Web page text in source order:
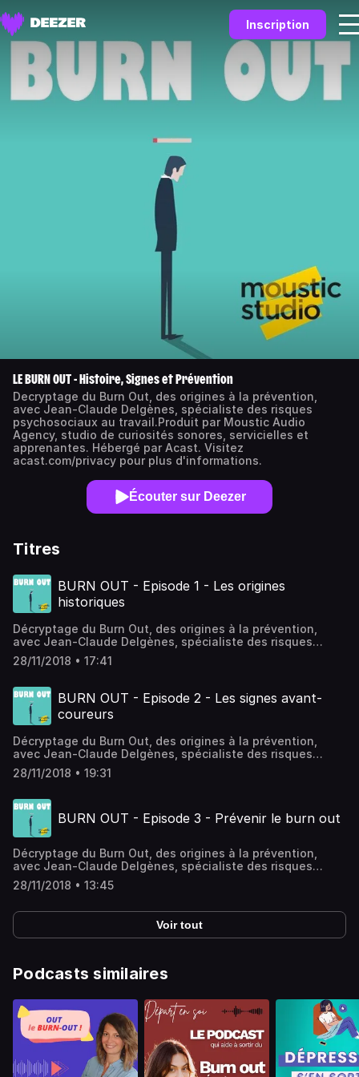
Inscription
LE BURN OUT - Histoire, Signes et Prévention
Decryptage du Burn Out, des origines à la prévention,
avec Jean-Claude Delgènes, spécialiste des risques
psychosociaux au travail.Produit par Moustic Audio
Agency, studio de curiosités sonores, servicielles et
apprenantes. Hébergé par Acast. Visitez
acast.com/privacy pour plus d'informations.
Écouter sur Deezer
Titres
BURN OUT - Episode 1 - Les origines
historiques
Décryptage du Burn Out, des origines à la prévention,
avec Jean-Claude Delgènes, spécialiste des risques
psychosociaux au travail. Episode 1 : Les origines
historiques du burn outCrédits :France 5 - 14/2/18 - Le
travail ? documentaire de Luc Joule et Sébastien
JousseN'oubliez pas de vous abonner ! Hébergé par
Acast. Visitez acast.com/privacy pour plus d'informations.
28/11/2018 • 17:41
BURN OUT - Episode 2 - Les signes avant-
coureurs
Décryptage du Burn Out, des origines à la prévention,
avec Jean-Claude Delgènes, spécialiste des risques
psychosociaux au travail.Episode 2 : Les signes du burn
out.Crédits :France 5 - 14/2/18 - Le monde en face - La
Hébergé par Acast. Visitez acast.com/privacy pour plus
d'informations.
28/11/2018 • 19:31
BURN OUT - Episode 3 - Prévenir le burn out
Décryptage du Burn Out, des origines à la prévention,
avec Jean-Claude Delgènes, spécialiste des risques
psychosociaux au travail.Episode 3 : Eviter le Burn
OutCrédits :France 5 - 14/2/18 - Le monde en face - La
Hébergé par Acast. Visitez acast.com/privacy pour plus
28/11/2018 • 13:45
Voir tout
Podcasts similaires